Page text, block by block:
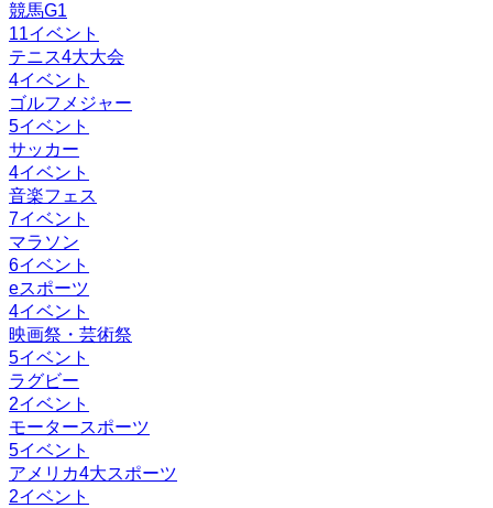
競馬G1
11イベント
テニス4大大会
4イベント
ゴルフメジャー
5イベント
サッカー
4イベント
音楽フェス
7イベント
マラソン
6イベント
eスポーツ
4イベント
映画祭・芸術祭
5イベント
ラグビー
2イベント
モータースポーツ
5イベント
アメリカ4大スポーツ
2イベント